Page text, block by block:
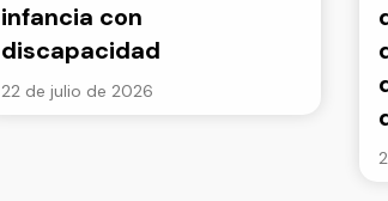
infancia con
discapacidad
22 de julio de 2026